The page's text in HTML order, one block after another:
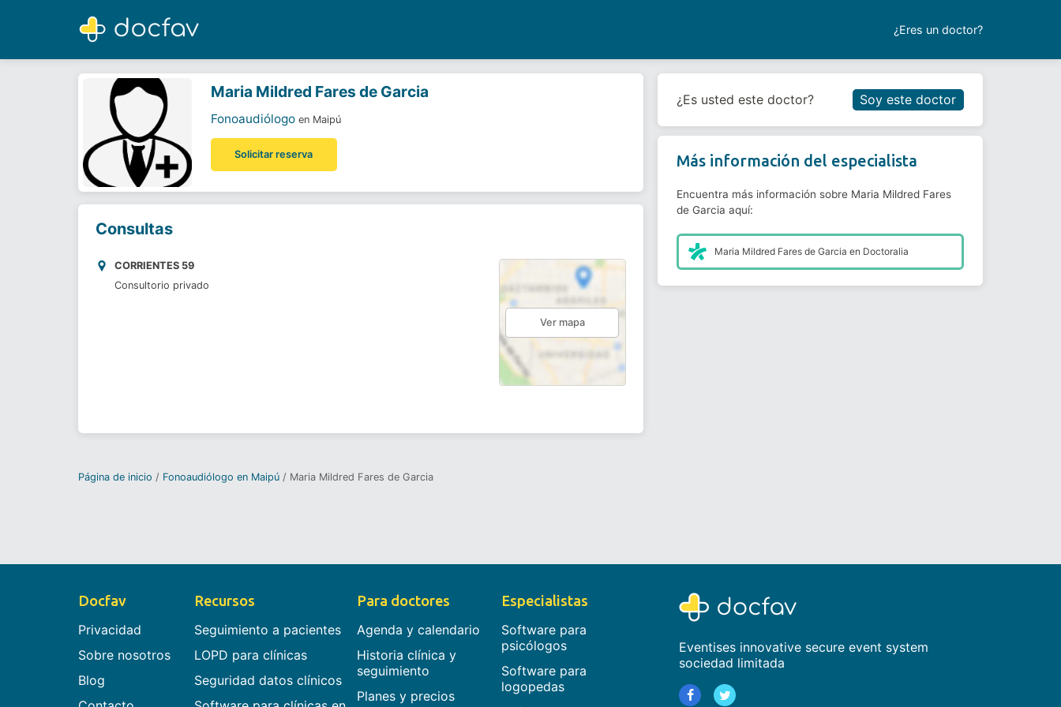
¿Eres un doctor?
Maria Mildred Fares de Garcia
Fonoaudiólogo
Reservar cita
Maria Mildred Fares de Garcia
Fonoaudiólogo en Maipú
Solicitar reserva
Consultas
CORRIENTES 59
Consultorio privado
Ver mapa
¿Es usted este doctor? Soy este doctor
Más información del especialista
Encuentra más información sobre Maria Mildred Fares
de Garcia aquí:
Maria Mildred Fares de Garcia en Doctoralia
Página de inicio Fonoaudiólogo en Maipú Maria Mildred Fares de Garcia
Docfav
Privacidad
Sobre nosotros
Blog
Recursos
Seguimiento a pacientes
LOPD para clínicas
Seguridad datos clínicos
Para doctores
Agenda y calendario
Historia clínica y
seguimiento
Planes y precios
Especialistas
Software para
psicólogos
Software para
logopedas
Eventises innovative secure event system
sociedad limitada